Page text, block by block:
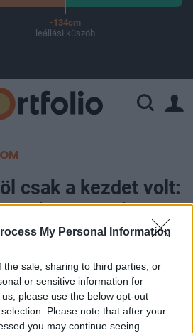
My Personal Information
the sale, sharing to third parties, or
or sensitive information for
please use the below opt-out
Please note that after your
you may continue seeing
-134cm
leállási küszöb
csak a kezdet volt:
vérig sértheti a
államát
elnök azt tervezi, hogy